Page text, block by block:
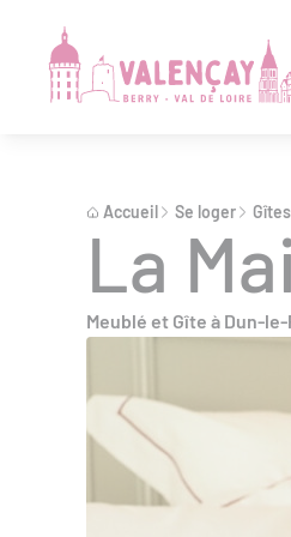
Accueil Se loger
La
Meublé et Gîte à Dun-